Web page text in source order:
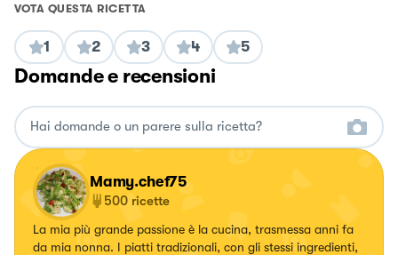
VOTA QUESTA RICETTA
1 2 3 4 5
Domande e recensioni
Mamy.chef75
500 ricette
La mia più grande passione è la cucina, trasmessa anni fa
da mia nonna. I piatti tradizionali, con gli stessi ingredienti,